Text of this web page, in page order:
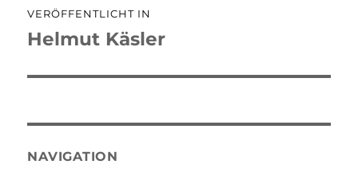
VERÖFFENTLICHT IN
Helmut Käsler
NAVIGATION